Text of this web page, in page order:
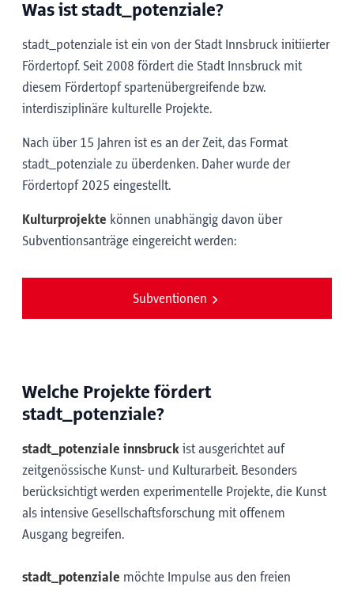
Was ist stadt_potenziale?
stadt_potenziale ist ein von der Stadt Innsbruck initiierter
Fördertopf. Seit 2008 fördert die Stadt Innsbruck mit
diesem Fördertopf spartenübergreifende bzw.
interdisziplinäre kulturelle Projekte.
Nach über 15 Jahren ist es an der Zeit, das Format
stadt_potenziale zu überdenken. Daher wurde der
Fördertopf 2025 eingestellt.
Kulturprojekte können unabhängig davon über
Subventionsanträge eingereicht werden:
Subventionen
Welche Projekte fördert
stadt_potenziale?
stadt_potenziale innsbruck ist ausgerichtet auf
zeitgenössische Kunst- und Kulturarbeit. Besonders
berücksichtigt werden experimentelle Projekte, die Kunst
als intensive Gesellschaftsforschung mit offenem
Ausgang begreifen.
stadt_potenziale möchte Impulse aus den freien